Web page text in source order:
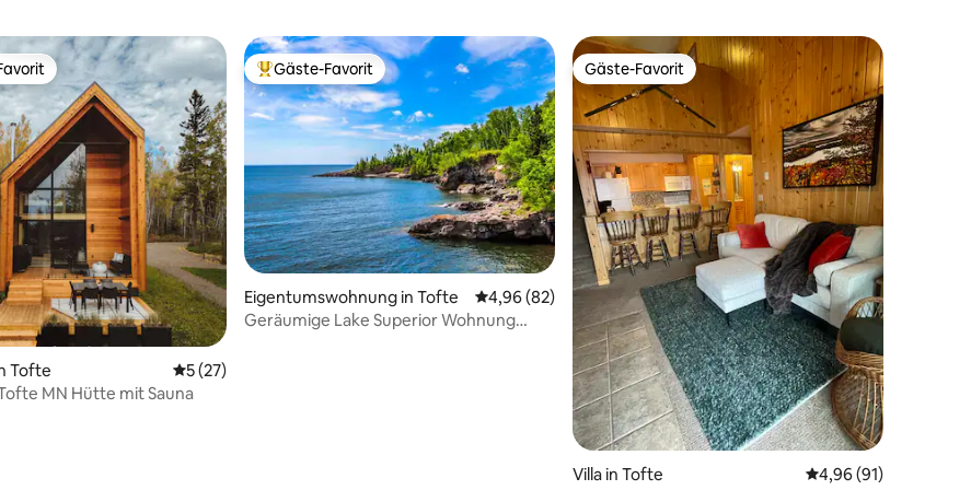
4,98 von 5, 47 Bewertungen
Favorit.
Tofte Durchschnittliche Bewertung: 5 von 5, 27 Bewertungen
5 (27)
MN Hütte mit Sauna
Beliebter Gäste-Favorit.
Gäste-Favorit
Eigentumswohnung in Tofte Durchschnittliche Bewertung: 4,96 von 5, 82 Bewertungen
4,96 (82)
Geräumige Lake Superior Wohnung
Gäste-Favorit
Gäste-Favorit
Villa in Tofte Durchschnittliche
4,96 (91)